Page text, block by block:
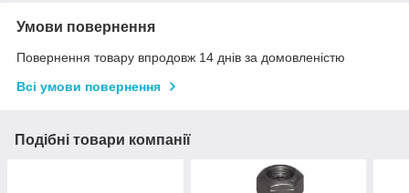
Умови повернення
Повернення товару впродовж 14 днів за домовленістю
Всі умови повернення
Подібні товари компанії